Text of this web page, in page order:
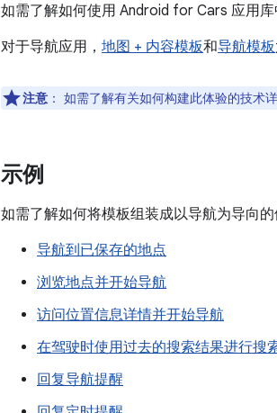
如需了解如何使用 Android for Cars 应用
对于导航应用， 地图 + 内容模板和导航模板
注意 ： 如需了解有关如何构建此体验的技术
示例
如需了解如何将模板组装成以导航为导向
导航到已保存的地点
浏览地点并开始导航
访问位置信息详情并开始导航
在驾驶时使用过去的搜索结果进行搜
回复导航提醒